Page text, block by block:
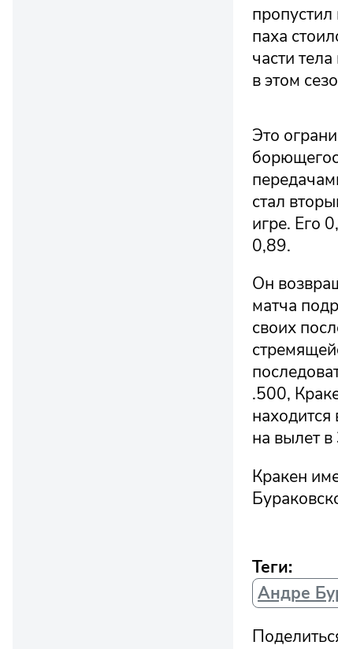
паха
части
в этом
Это
стал
игре. Его
0,89.
Он
матча
своих
.500,
находится
на вылет
Кракен
Теги:
Андре